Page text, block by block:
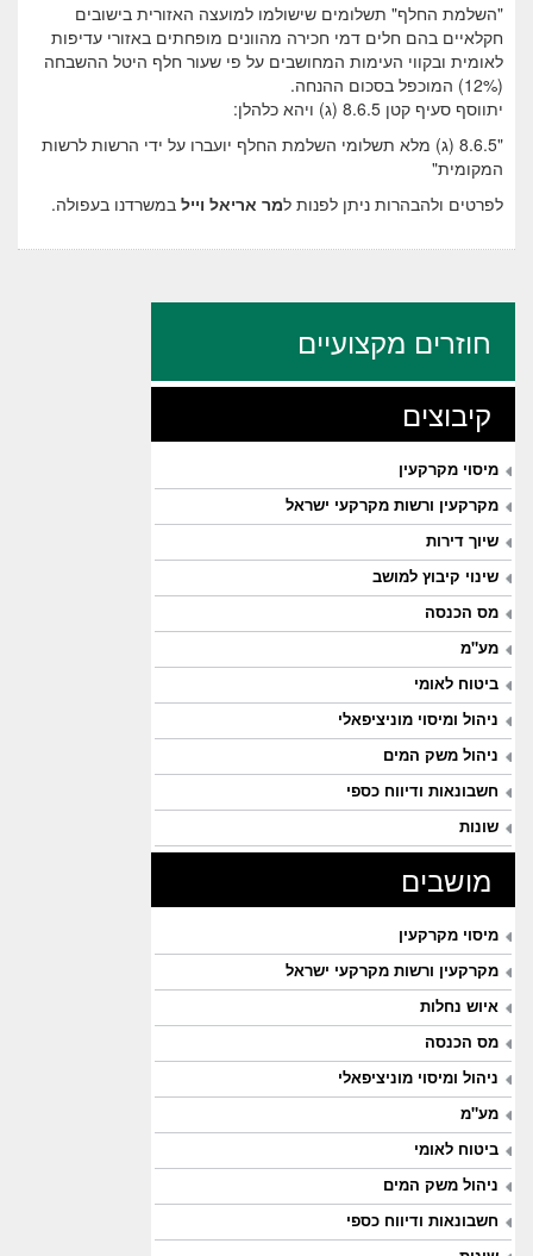
"השלמת החלף" תשלומים שישולמו למועצה האזורית בישובים
חקלאיים בהם חלים דמי חכירה מהוונים מופחתים באזורי עדיפות
לאומית ובקווי העימות המחושבים על פי שעור חלף היטל ההשבחה
(12%) המוכפל בסכום ההנחה.
יתווסף סעיף קטן 8.6.5 (ג) ויהא כלהלן:
"8.6.5 (ג) מלא תשלומי השלמת החלף יועברו על ידי הרשות לרשות
המקומית"
לפרטים ולהבהרות ניתן לפנות למר אריאל וייל במשרדנו בעפולה.
חוזרים מקצועיים
קיבוצים
מיסוי מקרקעין
מקרקעין ורשות מקרקעי ישראל
שיוך דירות
שינוי קיבוץ למושב
מס הכנסה
מע"מ
ביטוח לאומי
ניהול ומיסוי מוניציפאלי
ניהול משק המים
חשבונאות ודיווח כספי
שונות
מושבים
מיסוי מקרקעין
מקרקעין ורשות מקרקעי ישראל
איוש נחלות
מס הכנסה
ניהול ומיסוי מוניציפאלי
מע"מ
ביטוח לאומי
ניהול משק המים
חשבונאות ודיווח כספי